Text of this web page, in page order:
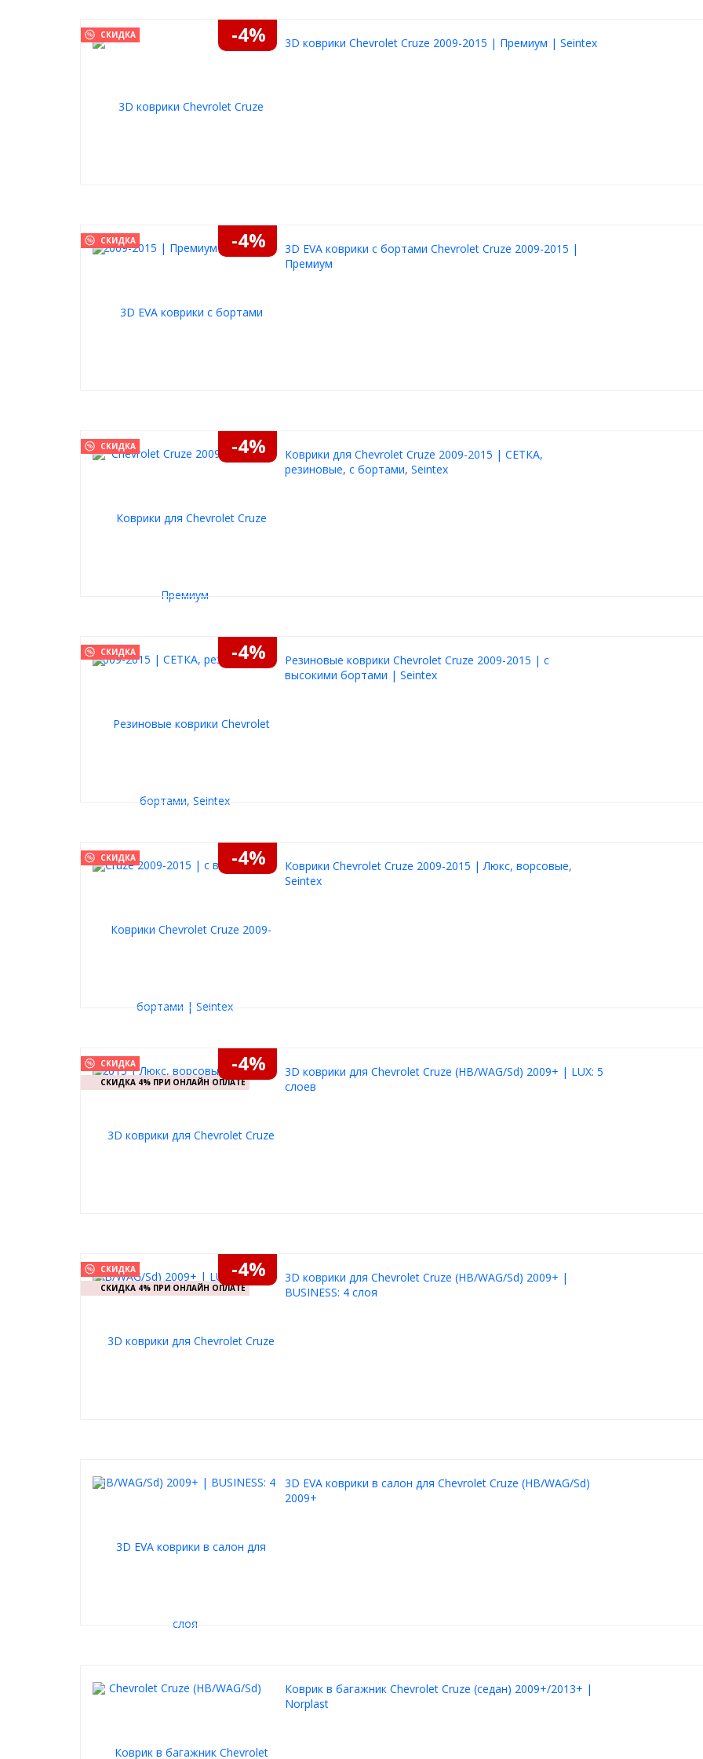
СКИДКА -4% 3D коврики Chevrolet Cruze 2009-2015 | Премиум | Seintex
СКИДКА -4%
3D EVA коврики с бортами Chevrolet Cruze 2009-2015 |
Премиум
СКИДКА -4%
Коврики для Chevrolet Cruze 2009-2015 | СЕТКА,
резиновые, с бортами, Seintex
СКИДКА -4%
Резиновые коврики Chevrolet Cruze 2009-2015 | с
высокими бортами | Seintex
СКИДКА -4%
Коврики Chevrolet Cruze 2009-2015 | Люкс, ворсовые,
Seintex
СКИДКА
СКИДКА 4% ПРИ ОНЛАЙН ОПЛАТЕ
-4%
3D коврики для Chevrolet Cruze (HB/WAG/Sd) 2009+ | LUX: 5
слоев
СКИДКА
СКИДКА 4% ПРИ ОНЛАЙН ОПЛАТЕ
-4%
3D коврики для Chevrolet Cruze (HB/WAG/Sd) 2009+ |
BUSINESS: 4 слоя
3D EVA коврики в салон для Chevrolet Cruze (HB/WAG/Sd)
2009+
Коврик в багажник Chevrolet Cruze (седан) 2009+/2013+ |
Norplast